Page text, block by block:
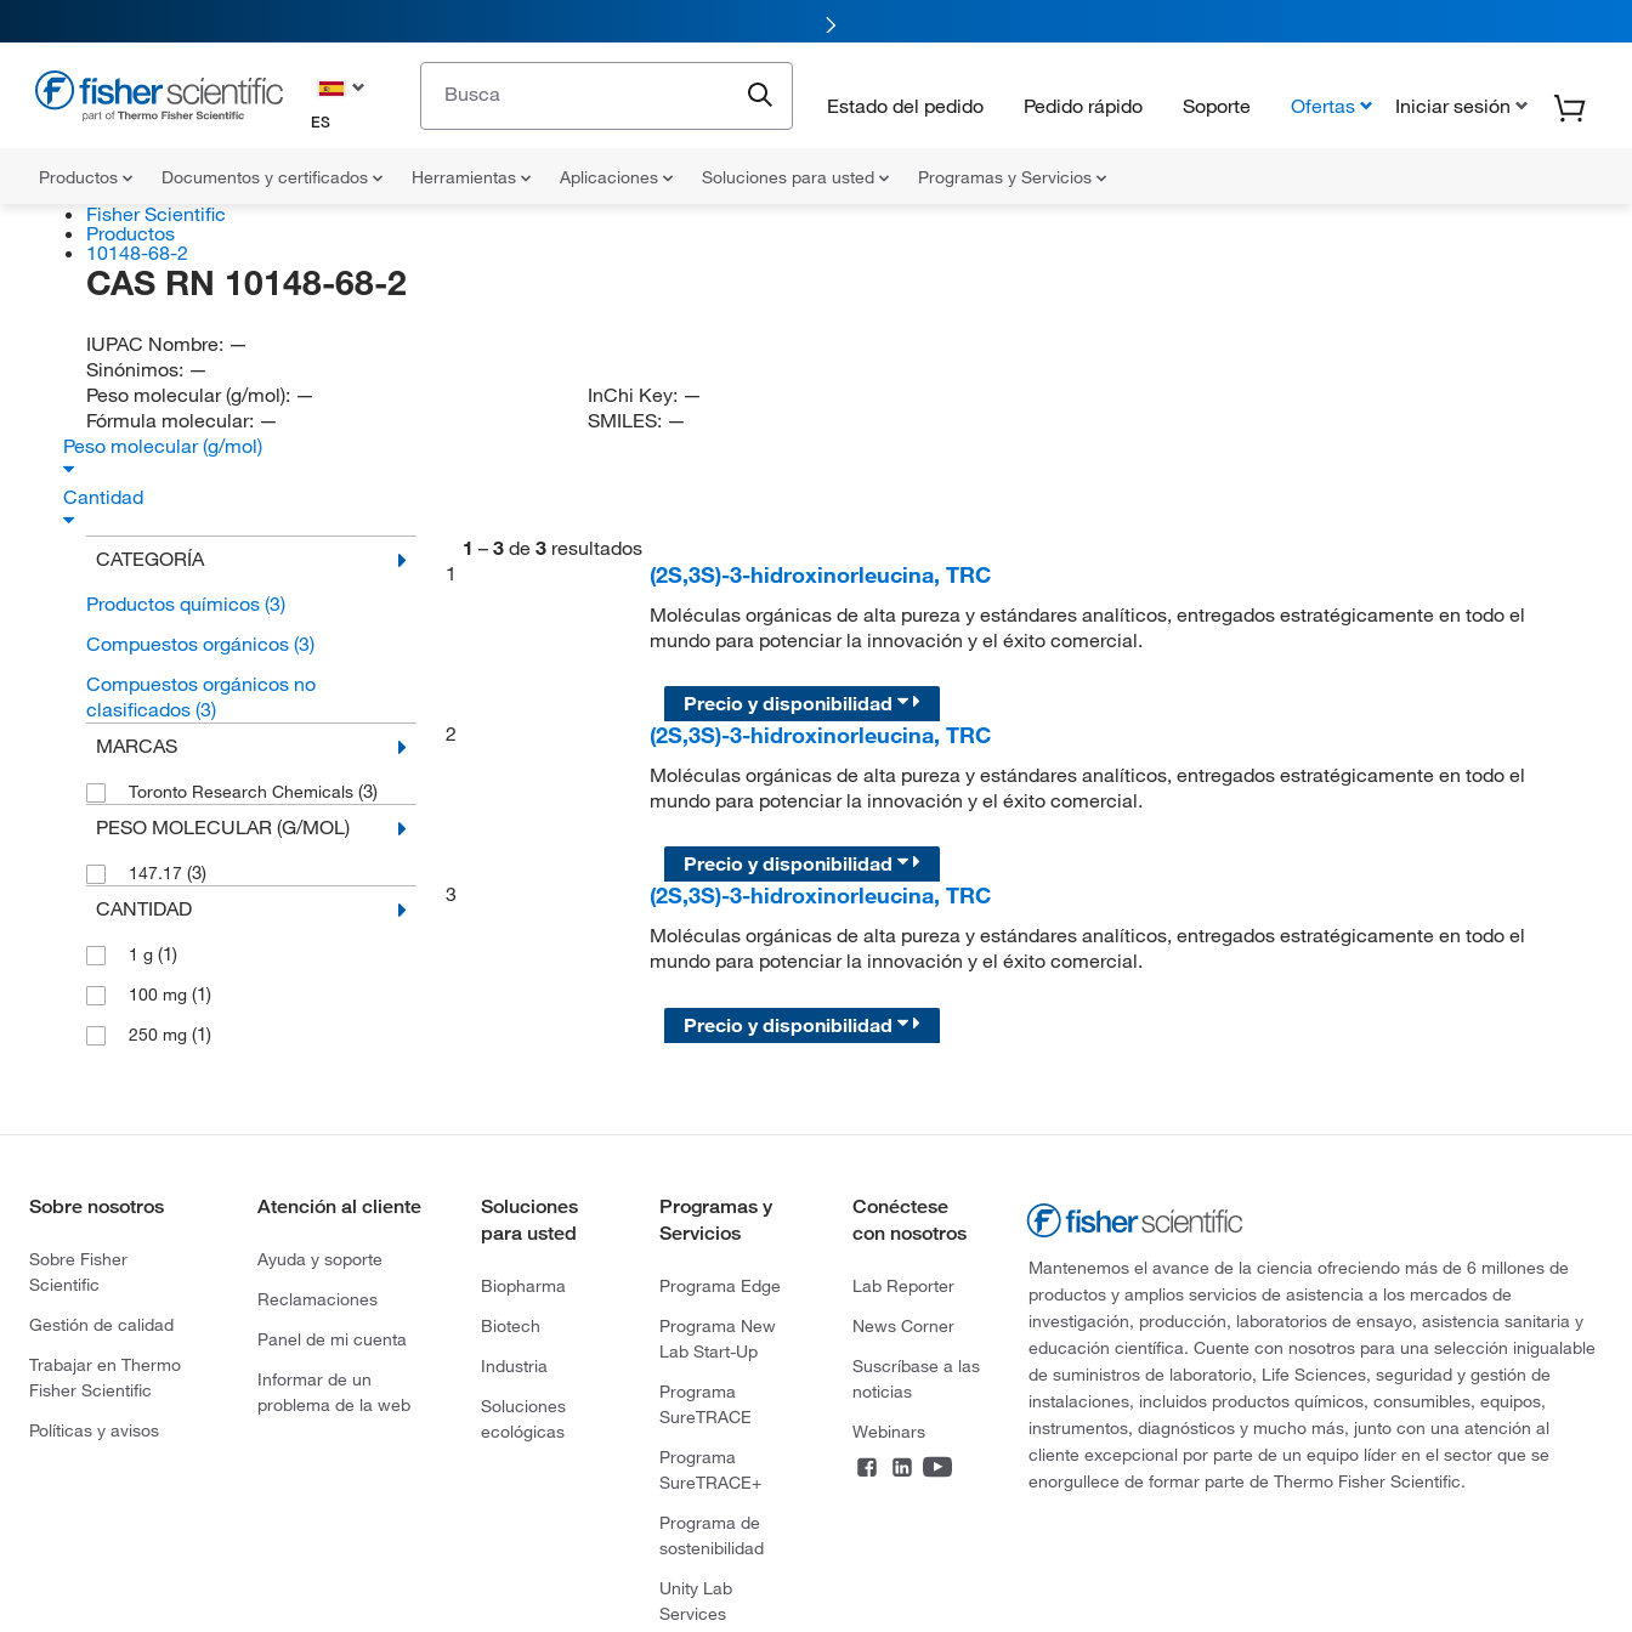
ES
Estado del pedido Pedido rápido Soporte Ofertas Iniciar sesión
Productos Documentos y certificados Herramientas Aplicaciones Soluciones para usted Programas y Servicios
Fisher Scientific
Productos
10148-68-2
CAS RN 10148-68-2
IUPAC Nombre: —
Sinónimos: —
Peso molecular (g/mol): —
Fórmula molecular: —
InChi Key: —
SMILES: —
Peso molecular (g/mol)
Cantidad
CATEGORÍA
Productos químicos (3)
Compuestos orgánicos (3)
Compuestos orgánicos no
clasificados (3)
MARCAS
Toronto Research Chemicals (3)
PESO MOLECULAR (G/MOL)
147.17 (3)
CANTIDAD
1 g (1)
100 mg (1)
250 mg (1)
1 – 3 de 3 resultados
1
(2S,3S)-3-hidroxinorleucina, TRC
Moléculas orgánicas de alta pureza y estándares analíticos, entregados estratégicamente en todo el
mundo para potenciar la innovación y el éxito comercial.
Precio y disponibilidad
2
(2S,3S)-3-hidroxinorleucina, TRC
Moléculas orgánicas de alta pureza y estándares analíticos, entregados estratégicamente en todo el
mundo para potenciar la innovación y el éxito comercial.
Precio y disponibilidad
3
(2S,3S)-3-hidroxinorleucina, TRC
Moléculas orgánicas de alta pureza y estándares analíticos, entregados estratégicamente en todo el
mundo para potenciar la innovación y el éxito comercial.
Precio y disponibilidad
Sobre nosotros
Sobre Fisher
Scientific
Gestión de calidad
Trabajar en Thermo
Fisher Scientific
Políticas y avisos
Atención al cliente
Ayuda y soporte
Reclamaciones
Panel de mi cuenta
Informar de un
problema de la web
Soluciones
para usted
Biopharma
Biotech
Industria
Soluciones
ecológicas
Programas y
Servicios
Programa Edge
Programa New
Lab Start-Up
Programa
SureTRACE
Programa
SureTRACE+
Programa de
sostenibilidad
Unity Lab
Services
Conéctese
con nosotros
Lab Reporter
News Corner
Suscríbase a las
noticias
Webinars
Mantenemos el avance de la ciencia ofreciendo más de 6 millones de
productos y amplios servicios de asistencia a los mercados de
investigación, producción, laboratorios de ensayo, asistencia sanitaria y
educación científica. Cuente con nosotros para una selección inigualable
de suministros de laboratorio, Life Sciences, seguridad y gestión de
instalaciones, incluidos productos químicos, consumibles, equipos,
instrumentos, diagnósticos y mucho más, junto con una atención al
cliente excepcional por parte de un equipo líder en el sector que se
enorgullece de formar parte de Thermo Fisher Scientific.